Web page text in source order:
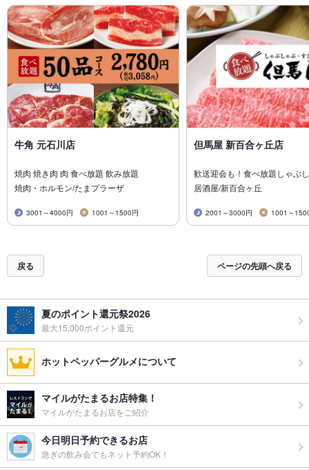
牛角 元石川店
焼肉 焼き肉 肉 食べ放題 飲み放題
焼肉・ホルモン/たまプラーザ
3001～4000円 1001～1500円
但馬屋 新百合ヶ丘店
歓送迎会も！食べ放題しゃぶ
居酒屋/新百合ヶ丘
2001～3000円 1001～
戻る ページの先頭へ戻る
夏のポイント還元祭2026
最大15,000ポイント還元
ホットペッパーグルメについて
マイルがたまるお店特集！
マイルがたまるお店をご紹介
今日明日予約できるお店
急ぎの飲み会でもネット予約OK！